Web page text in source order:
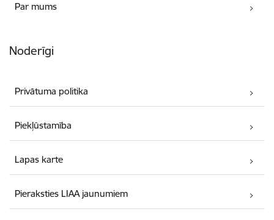
Par mums
Noderīgi
Privātuma politika
Piekļūstamība
Lapas karte
Pieraksties LIAA jaunumiem